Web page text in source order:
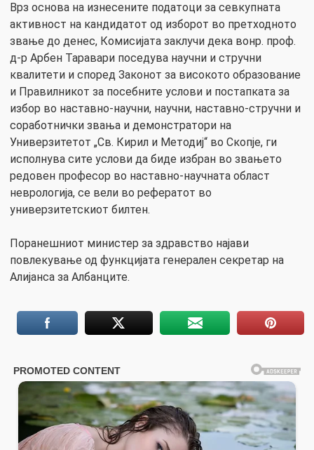
Врз основа на изнесените податоци за севкупната
активност на кандидатот од изборот во претходното
звање до денес, Комисијата заклучи дека вонр. проф.
д-р Арбен Таравари поседува научни и стручни
квалитети и според Законот за високото образование
и Правилникот за посебните услови и постапката за
избор во наставно-научни, научни, наставно-стручни и
соработнички звања и демонстратори на
Универзитетот „Св. Кирил и Методиј“ во Скопје, ги
исполнува сите услови да биде избран во звањето
редовен професор во наставно-научната област
неврологија, се вели во рефератот во
универзитетскиот билтен.
Поранешниот министер за здравство најави
повлекување од функцијата генерален секретар на
Алијанса за Албанците.